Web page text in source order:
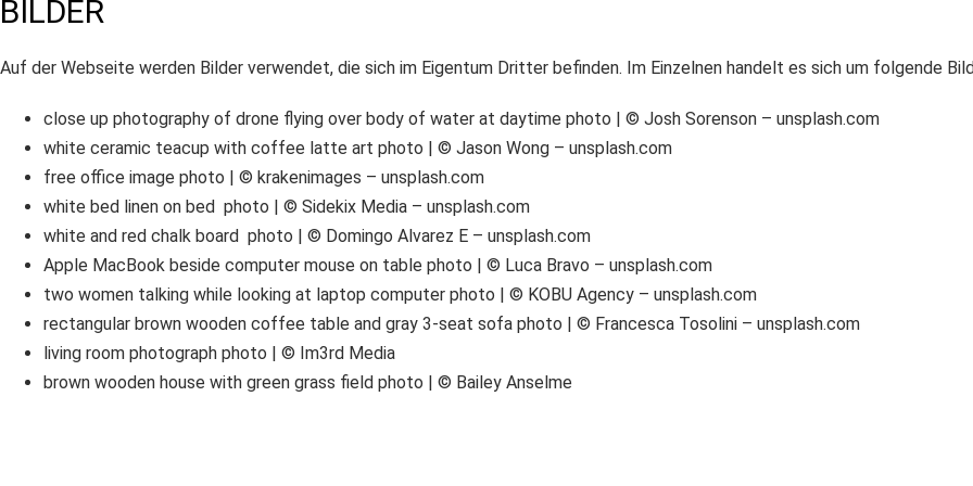
BILDER
Auf der Webseite werden Bilder verwendet, die sich im Eigentum Dritter befinden. Im Einzelnen handelt es sich um folgende
close up photography of drone flying over body of water at daytime photo | © Josh Sorenson – unsplash.com
white ceramic teacup with coffee latte art photo | © Jason Wong – unsplash.com
free office image photo | © krakenimages – unsplash.com
white bed linen on bed photo | © Sidekix Media – unsplash.com
white and red chalk board photo | © Domingo Alvarez E – unsplash.com
Apple MacBook beside computer mouse on table photo | © Luca Bravo – unsplash.com
two women talking while looking at laptop computer photo | © KOBU Agency – unsplash.com
rectangular brown wooden coffee table and gray 3-seat sofa photo | © Francesca Tosolini – unsplash.com
living room photograph photo | © Im3rd Media
brown wooden house with green grass field photo | © Bailey Anselme